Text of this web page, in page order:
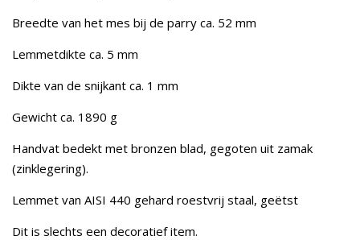
Breedte van het mes bij de parry ca. 52 mm
Lemmetdikte ca. 5 mm
Dikte van de snijkant ca. 1 mm
Gewicht ca. 1890 g
Handvat bedekt met bronzen blad, gegoten uit zamak
(zinklegering).
Lemmet van AISI 440 gehard roestvrij staal, geëtst
Dit is slechts een decoratief item.